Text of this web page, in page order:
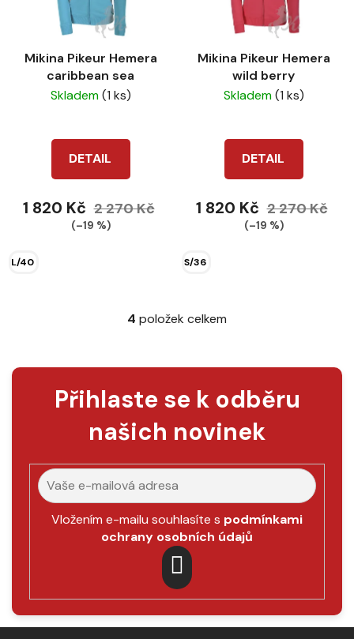
Mikina Pikeur Hemera
caribbean sea
Skladem(1 ks)
DETAIL
1 820 Kč 2 270 Kč
(–19 %)
L/40
Mikina Pikeur Hemera
wild berry
Skladem(1 ks)
DETAIL
1 820 Kč 2 270 Kč
(–19 %)
S/36
O
d
a
c
p
r
v
k
y
v
ý
p
i
s
4 položek celkem
Přihlaste se k odběru
našich novinek
Vložením e-mailu souhlasíte s podmínkami
ochrany osobních údajů
PŘIHLÁSIT
SE